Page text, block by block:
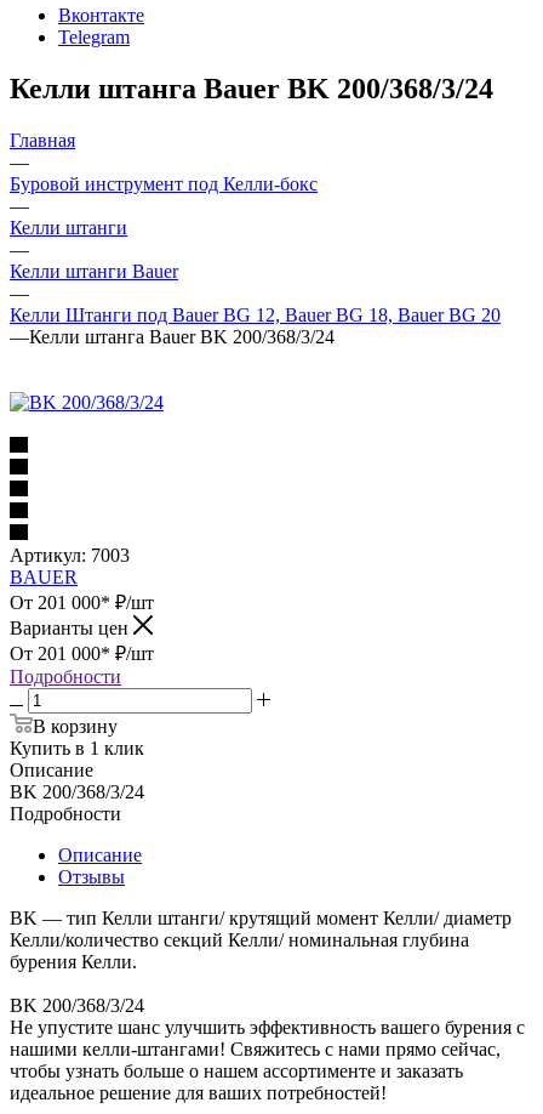
Вконтакте
Telegram
Келли штанга Bauer BK 200/368/3/24
Главная
—
Буровой инструмент под Келли-бокс
—
Келли штанги
—
Келли штанги Bauer
—
Келли Штанги под Bauer BG 12, Bauer BG 18, Bauer BG 20
—Келли штанга Bauer BK 200/368/3/24
Артикул: 7003
BAUER
От 201 000* ₽/шт
Варианты цен
От 201 000* ₽/шт
Подробности
В корзину
Купить в 1 клик
Описание
BK 200/368/3/24
Подробности
Описание
Отзывы
BK — тип Келли штанги/ крутящий момент Келли/ диаметр
Келли/количество секций Келли/ номинальная глубина
бурения Келли.
BK 200/368/3/24
Не упустите шанс улучшить эффективность вашего бурения с
нашими келли-штангами! Свяжитесь с нами прямо сейчас,
чтобы узнать больше о нашем ассортименте и заказать
идеальное решение для ваших потребностей!